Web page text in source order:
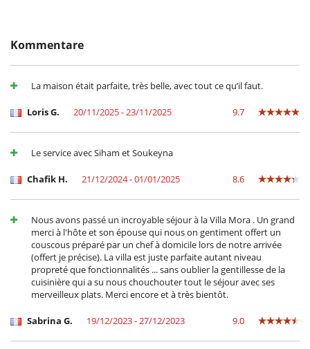
Draußen
Elektrischer Grill
Garten
Liegestühle auf der Terrasse
Plancha
Außenwhirlpool
Haartrockner
Innenhof
Kamin
Klimaanlage im ganzen Haus
Kombiniertes Ess- und Wohnzimmer
Kinder
Hochstuhl
Kinder willkommen
Kinderbett
Kinderpool
kleine Auswahl an Baby-Hygieneartikel
Kommentare
La maison était parfaite, très belle, avec tout ce qu’il faut.
Loris G. 20/11/2025 - 23/11/2025 9.7
Le service avec Siham et Soukeyna
Chafik H. 21/12/2024 - 01/01/2025 8.6
Nous avons passé un incroyable séjour à la Villa Mora . Un grand
merci à l'hôte et son épouse qui nous on gentiment offert un
couscous préparé par un chef à domicile lors de notre arrivée
(offert je précise). La villa est juste parfaite autant niveau
propreté que fonctionnalités ... sans oublier la gentillesse de la
cuisinière qui a su nous chouchouter tout le séjour avec ses
merveilleux plats. Merci encore et à très bientôt.
Sabrina G. 19/12/2023 - 27/12/2023 9.0